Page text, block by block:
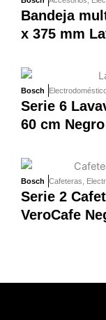
Bandeja
x 375 mm
Bosch
Serie 6
60 cm Negro
Bosch Cafeteras
Serie 2
VeroCafe